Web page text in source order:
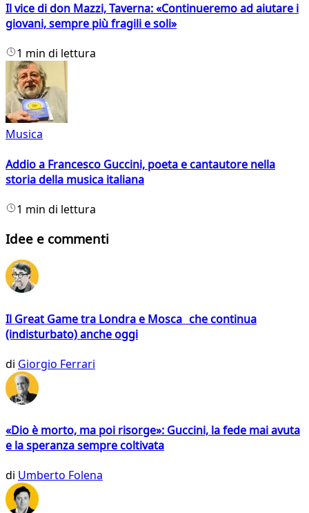
Il vice di don Mazzi, Taverna: «Continueremo ad aiutare i
giovani, sempre più fragili e soli»
1 min di lettura
Musica
Addio a Francesco Guccini, poeta e cantautore nella
storia della musica italiana
1 min di lettura
Idee e commenti
Il Great Game tra Londra e Mosca che continua
(indisturbato) anche oggi
di Giorgio Ferrari
«Dio è morto, ma poi risorge»: Guccini, la fede mai avuta
e la speranza sempre coltivata
di Umberto Folena